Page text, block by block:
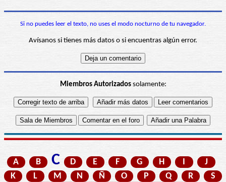
Si no puedes leer el texto, no uses el modo nocturno de tu navegador.
Avísanos si tienes más datos o si encuentras algún error.
Miembros Autorizadossolamente:
A B C D E F G H I
J
K
L M N Ñ O P Q R
S